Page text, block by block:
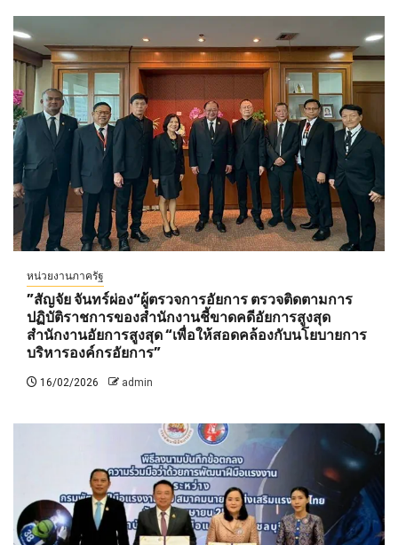
หน่วยงานภาครัฐ
”สัญจัย จันทร์ผ่อง“ผู้ตรวจการอัยการ ตรวจติดตามการ
ปฏิบัติราชการของสำนักงานชี้ขาดคดีอัยการสูงสุด
สำนักงานอัยการสูงสุด “เพื่อให้สอดคล้องกับนโยบายการ
บริหารองค์กรอัยการ”
16/02/2026 admin